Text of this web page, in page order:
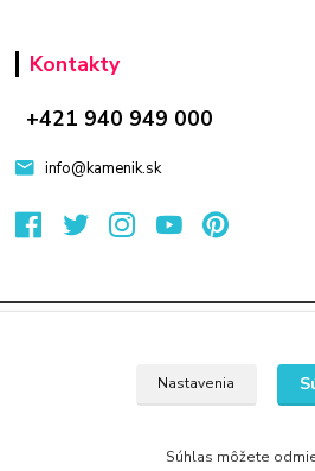
Kontakty
+421 940 949 000
info@kamenik.sk
Nastavenia
Súhlas môžete